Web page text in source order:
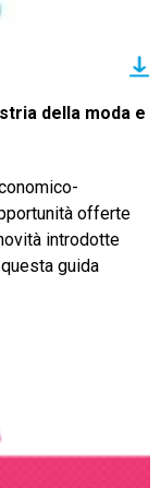
della moda e
offerte
introdotte
guida